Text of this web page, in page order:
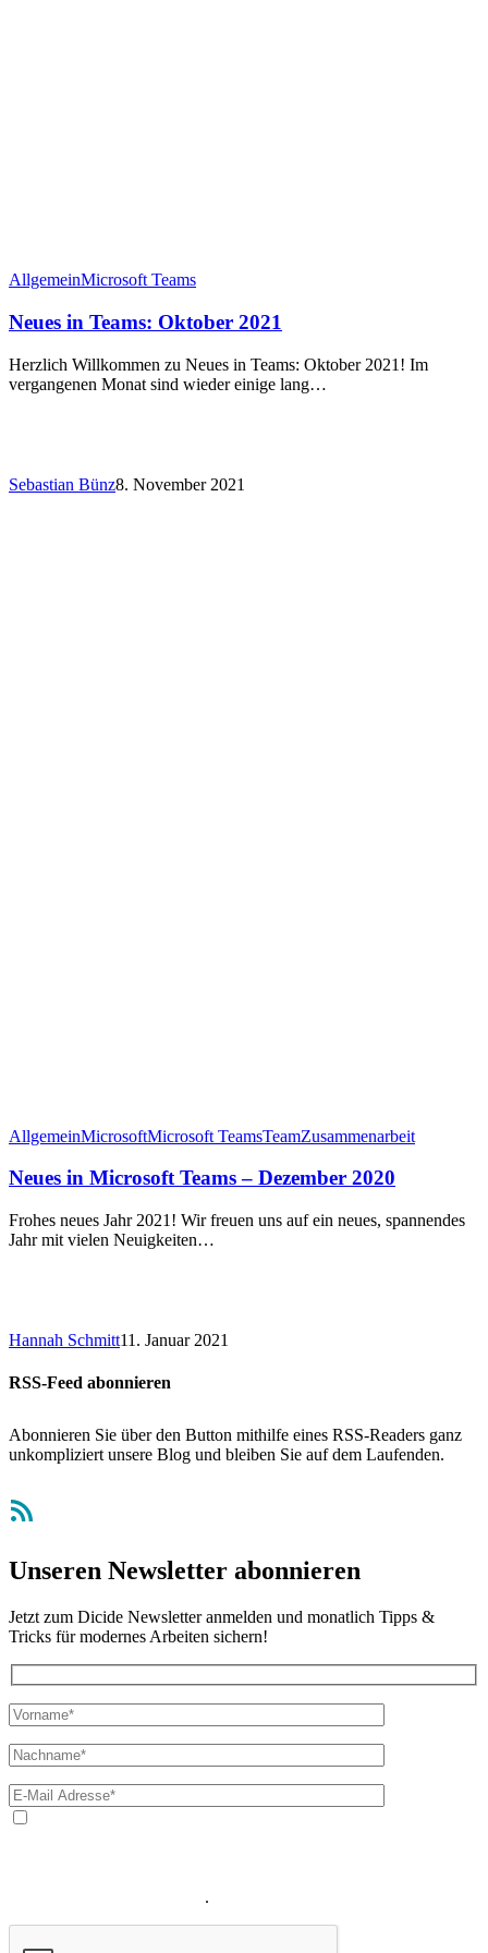
AllgemeinMicrosoft Teams
Neues in Teams: Oktober 2021
Herzlich Willkommen zu Neues in Teams: Oktober 2021! Im
vergangenen Monat sind wieder einige lang…
Sebastian Bünz8. November 2021
AllgemeinMicrosoftMicrosoft TeamsTeamZusammenarbeit
Neues in Microsoft Teams – Dezember 2020
Frohes neues Jahr 2021! Wir freuen uns auf ein neues, spannendes
Jahr mit vielen Neuigkeiten…
Hannah Schmitt11. Januar 2021
RSS-Feed abonnieren
Abonnieren Sie über den Button mithilfe eines RSS-Readers ganz
unkompliziert unsere Blog und bleiben Sie auf dem Laufenden.
RSS-Feed
Unseren Newsletter abonnieren
Jetzt zum Dicide Newsletter anmelden und monatlich Tipps &
Tricks für modernes Arbeiten sichern!
.